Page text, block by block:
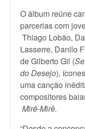
O álbum reúne
parcerias com
Thiago Lobão,
Lasserre, Danilo
de Gilberto Gil (
do Desejo),
uma canção
compositores
Mirê-Mirê.